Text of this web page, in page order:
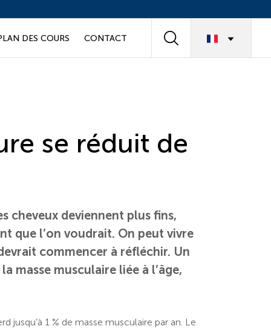
DES COURS CONTACT
se réduit de
cheveux deviennent plus fins,
que l’on voudrait. On peut vivre
commencer à réfléchir. Un
masse musculaire liée à l’âge,
jusqu’à 1 % de masse musculaire par an. Le